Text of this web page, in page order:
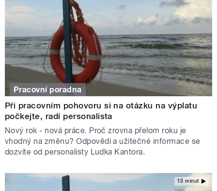
Pracovní poradna
Při pracovním pohovoru si na otázku na výplatu
počkejte, radí personalista
Nový rok - nová práce. Proč zrovna přelom roku je
vhodný na změnu? Odpovědi a užitečné informace se
dozvíte od personalisty Ludka Kantora.
13 minut